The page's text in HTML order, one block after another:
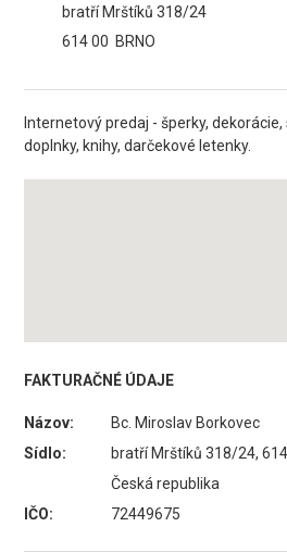
bratří Mrštíků 318/24
614 00 BRNO
Internetový predaj - šperky,
doplnky, knihy, darčekové letenky.
FAKTURAČNÉ ÚDAJE
Názov:
Bc. Miroslav Borkovec
Sídlo:
bratří Mrštíků 318/24,
Česká republika
IČO:
72449675